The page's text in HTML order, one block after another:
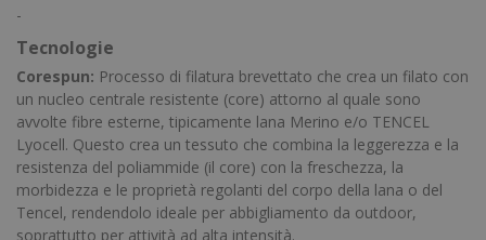
-
Tecnologie
Corespun: Processo di filatura brevettato che crea un filato con
un nucleo centrale resistente (core) attorno al quale sono
avvolte fibre esterne, tipicamente lana Merino e/o TENCEL
Lyocell. Questo crea un tessuto che combina la leggerezza e la
resistenza del poliammide (il core) con la freschezza, la
morbidezza e le proprietà regolanti del corpo della lana o del
Tencel, rendendolo ideale per abbigliamento da outdoor,
soprattutto per attività ad alta intensità.